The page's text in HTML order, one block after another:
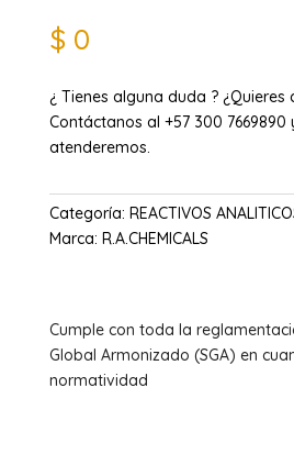
$ 0
¿ Tienes alguna duda ?
Contáctanos al +57 300 7669890
atenderemos.
Categoría: REACTIVOS
Marca: R.A.CHEMICALS
Cumple con toda la
Global Armonizado (SGA) en
normatividad